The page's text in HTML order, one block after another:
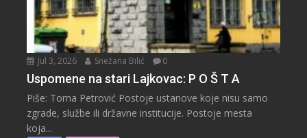
Jul 3, 2026 Snežana Bilić 0
Uspomene na stari Lajkovac: P O Š T A
Piše: Toma Petrović Postoje ustanove koje nisu samo
zgrade, službe ili državne institucije. Postoje mesta
koja...